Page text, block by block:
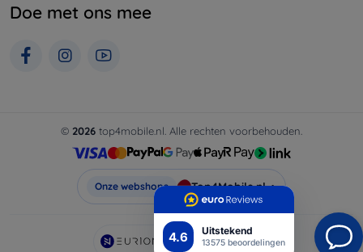
4.6 Uitstekend
13575 beoordelingen
Doe met ons mee
© 2026 top4mobile.nl. Alle rechten voorbehouden.
Onze webshops Top4Mobile.nl
AI powered byEurion